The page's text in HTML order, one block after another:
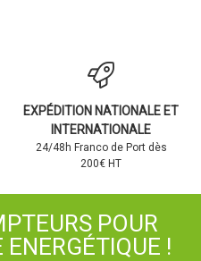
EXPÉDITION NATIONALE ET
INTERNATIONALE
24/48h Franco de Port dès
200€ HT
POUR
!